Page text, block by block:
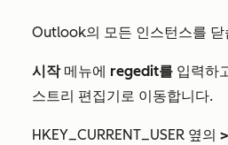
Outlook의 모든 인스턴스를 닫
시작메뉴에 regedit를 입력하
스트리 편집기로 이동합니다.
HKEY_CURRENT_USER 옆의